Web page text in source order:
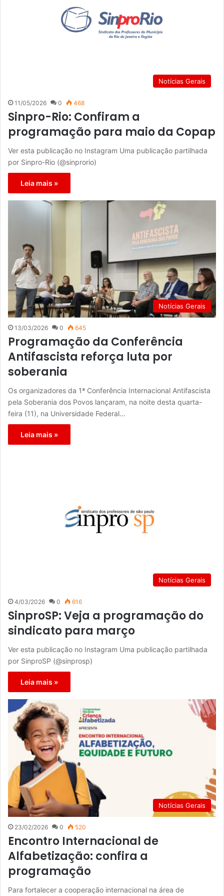
Notícias Gerais
11/05/2026 0 468
Sinpro-Rio: Confiram a
programação para maio da Copap
Ver esta publicação no Instagram Uma publicação partilhada
por Sinpro-Rio (@sinprorio)
Leia mais »
Notícias Gerais
13/03/2026 0 645
Programação da Conferência
Antifascista reforça luta por
soberania
Os organizadores da 1ª Conferência Internacional Antifascista
pela Soberania dos Povos lançaram, na noite desta quarta-
feira (11), na Universidade Federal…
Leia mais »
Notícias Gerais
4/03/2026 0 616
SinproSP: Veja a programação do
sindicato para março
Ver esta publicação no Instagram Uma publicação partilhada
por SinproSP (@sinprosp)
Leia mais »
Notícias Gerais
23/02/2026 0 520
Encontro Internacional de
Alfabetização: confira a
programação
Para fortalecer a cooperação internacional na área de